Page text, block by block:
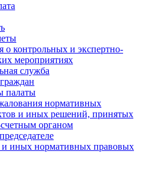
контрольных и экспертно-
мероприятиях
служба
палаты
нормативных
и иных решений, принятых
органом
и иных нормативных правовых